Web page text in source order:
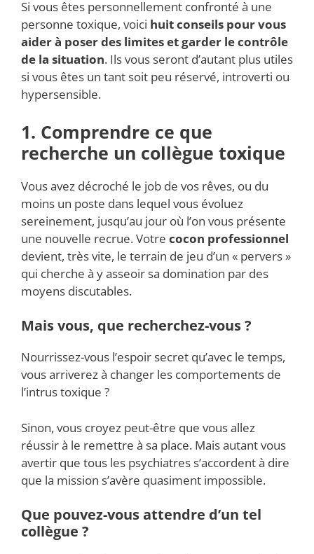
Si vous êtes personnellement confronté à une
personne toxique, voici huit conseils pour vous
aider à poser des limites et garder le contrôle
de la situation. Ils vous seront d’autant plus utiles
si vous êtes un tant soit peu réservé, introverti ou
hypersensible.
1. Comprendre ce que
recherche un collègue toxique
Vous avez décroché le job de vos rêves, ou du
moins un poste dans lequel vous évoluez
sereinement, jusqu’au jour où l’on vous présente
une nouvelle recrue. Votre cocon professionnel
devient, très vite, le terrain de jeu d’un « pervers »
qui cherche à y asseoir sa domination par des
moyens discutables.
Mais vous, que recherchez-vous ?
Nourrissez-vous l’espoir secret qu’avec le temps,
vous arriverez à changer les comportements de
l’intrus toxique ?
Sinon, vous croyez peut-être que vous allez
réussir à le remettre à sa place. Mais autant vous
avertir que tous les psychiatres s’accordent à dire
que la mission s’avère quasiment impossible.
Que pouvez-vous attendre d’un tel
collègue ?